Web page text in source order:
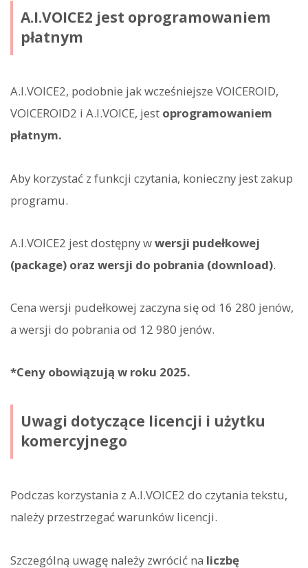
A.I.VOICE2 jest oprogramowaniem
płatnym
A.I.VOICE2, podobnie jak wcześniejsze VOICEROID,
VOICEROID2 i A.I.VOICE, jest oprogramowaniem
płatnym.
Aby korzystać z funkcji czytania, konieczny jest zakup
programu.
A.I.VOICE2 jest dostępny wwersji pudełkowej
(package) oraz wersji do pobrania (download).
Cena wersji pudełkowej zaczyna się od 16 280 jenów,
a wersji do pobrania od 12 980 jenów.
*Ceny obowiązują w roku 2025.
Uwagi dotyczące licencji i użytku
komercyjnego
Podczas korzystania z A.I.VOICE2 do czytania tekstu,
należy przestrzegać warunków licencji.
Szczególną uwagę należy zwrócić na liczbę